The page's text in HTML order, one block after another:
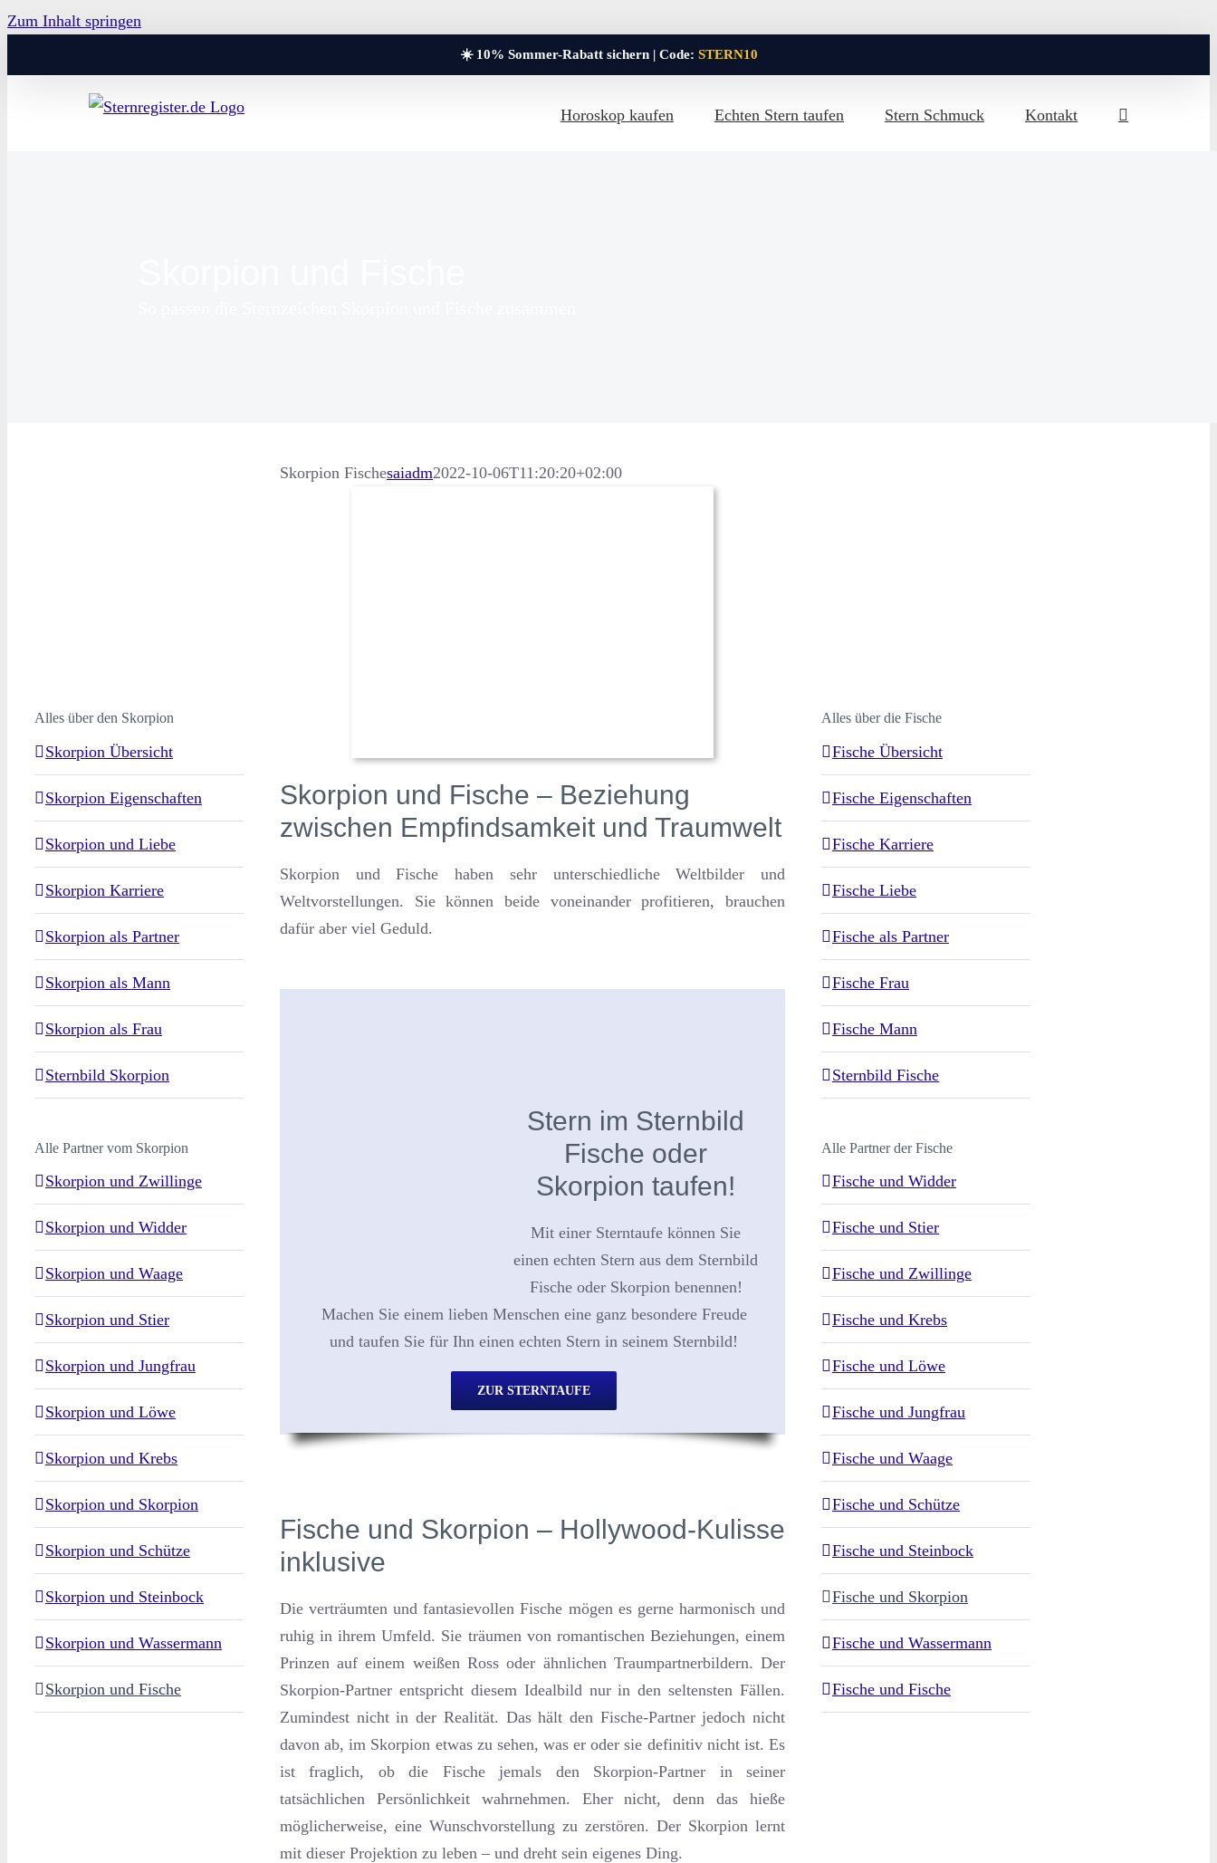
Zum Inhalt springen
☀️ 10% Sommer-Rabatt sichern | Code: STERN10
Horoskop kaufen Echten Stern taufen Stern Schmuck Kontakt
Skorpion Fischesaiadm2022-10-06T11:20:20+02:00
Skorpion und Fische – Beziehung
zwischen Empfindsamkeit und Traumwelt
Skorpion und Fische haben sehr unterschiedliche Weltbilder und
Weltvorstellungen. Sie können beide voneinander profitieren, brauchen
dafür aber viel Geduld.
Stern im Sternbild
Fische oder
Skorpion taufen!
Mit einer Sterntaufe können Sie
einen echten Stern aus dem Sternbild
Fische oder Skorpion benennen!
Machen Sie einem lieben Menschen eine ganz besondere Freude
und taufen Sie für Ihn einen echten Stern in seinem Sternbild!
ZUR STERNTAUFE
Fische und Skorpion – Hollywood-Kulisse
inklusive
Die verträumten und fantasievollen Fische mögen es gerne harmonisch und
ruhig in ihrem Umfeld. Sie träumen von romantischen Beziehungen, einem
Prinzen auf einem weißen Ross oder ähnlichen Traumpartnerbildern. Der
Skorpion-Partner entspricht diesem Idealbild nur in den seltensten Fällen.
Zumindest nicht in der Realität. Das hält den Fische-Partner jedoch nicht
davon ab, im Skorpion etwas zu sehen, was er oder sie definitiv nicht ist. Es
ist fraglich, ob die Fische jemals den Skorpion-Partner in seiner
tatsächlichen Persönlichkeit wahrnehmen. Eher nicht, denn das hieße
möglicherweise, eine Wunschvorstellung zu zerstören. Der Skorpion lernt
mit dieser Projektion zu leben – und dreht sein eigenes Ding.
Alles über den Skorpion
Skorpion Übersicht
Skorpion Eigenschaften
Skorpion und Liebe
Skorpion Karriere
Skorpion als Partner
Skorpion als Mann
Skorpion als Frau
Sternbild Skorpion
Alle Partner vom Skorpion
Skorpion und Zwillinge
Skorpion und Widder
Skorpion und Waage
Skorpion und Stier
Skorpion und Jungfrau
Skorpion und Löwe
Skorpion und Krebs
Skorpion und Skorpion
Skorpion und Schütze
Skorpion und Steinbock
Skorpion und Wassermann
Skorpion und Fische
Alles über die Fische
Fische Übersicht
Fische Eigenschaften
Fische Karriere
Fische Liebe
Fische als Partner
Fische Frau
Fische Mann
Sternbild Fische
Alle Partner der Fische
Fische und Widder
Fische und Stier
Fische und Zwillinge
Fische und Krebs
Fische und Löwe
Fische und Jungfrau
Fische und Waage
Fische und Schütze
Fische und Steinbock
Fische und Skorpion
Fische und Wassermann
Fische und Fische